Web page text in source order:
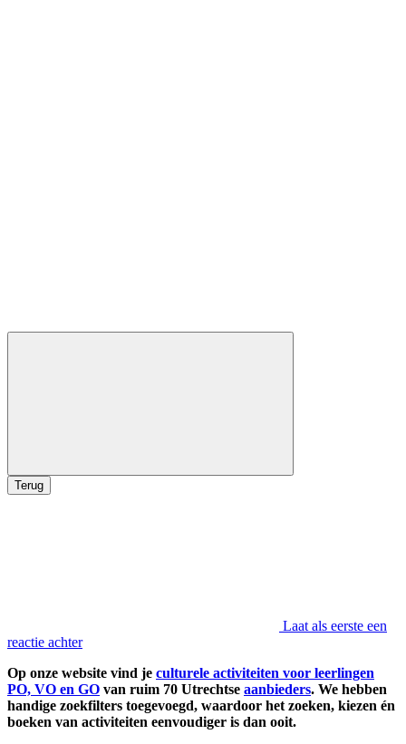
Terug
Laat als eerste een
reactie achter
Op onze website vind je culturele activiteiten voor leerlingen
PO, VO en GO van ruim 70 Utrechtse aanbieders. We hebben
handige zoekfilters toegevoegd, waardoor het zoeken, kiezen én
boeken van activiteiten eenvoudiger is dan ooit.